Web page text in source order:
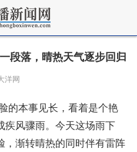
段落，晴热天气逐步回归
洋网
的本事见长，看着是个艳
疾风骤雨。今天这场雨下
，渐转晴热的同时伴有雷阵